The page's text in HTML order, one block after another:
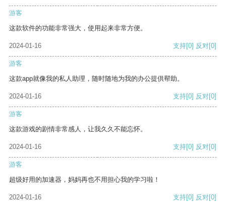
游客
这款软件的功能非常强大，使用起来非常方便。
2024-01-16 支持[0] 反对[0]
游客
这款app就像我的私人助理，随时随地为我的办公提供帮助。
2024-01-16 支持[0] 反对[0]
游客
这款游戏的剧情非常感人，让我久久不能忘怀。
2024-01-16 支持[0] 反对[0]
游客
超级好用的加速器，妈妈再也不用担心我的学习啦！
2024-01-16 支持[0] 反对[0]